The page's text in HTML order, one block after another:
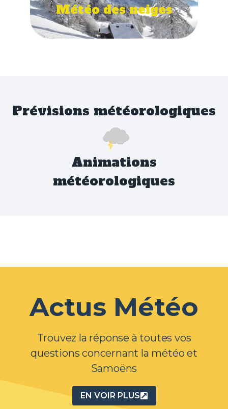
Météo des neiges
Prévisions météorologiques
Animations
météorologiques
Actus Météo
Trouvez la réponse à toutes vos
questions concernant la météo et
Samoëns
EN VOIR PLUS